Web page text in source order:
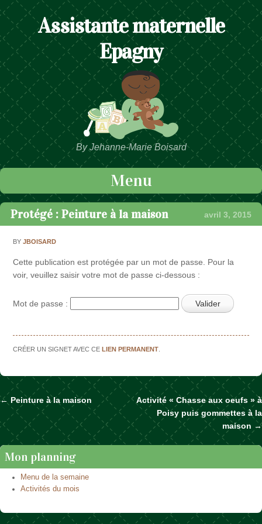
Assistante maternelle
Epagny
By Jehanne-Marie Boisard
Menu
Passer au contenu
Protégé : Peinture à la maison avril 3, 2015
BYJBOISARD
Cette publication est protégée par un mot de passe. Pour la
voir, veuillez saisir votre mot de passe ci-dessous :
Mot de passe :
CRÉER UN SIGNET AVEC CELIEN PERMANENT
Naviguer dans les articles
← Peinture à la maison
Activité « Chasse aux oeufs » à
Poisy puis gommettes à la
maison →
Mon planning
Menu de la semaine
Activités du mois